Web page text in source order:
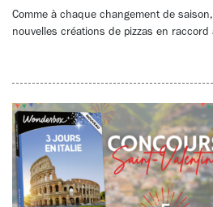
Comme à chaque changement de
nouvelles créations de pizzas en